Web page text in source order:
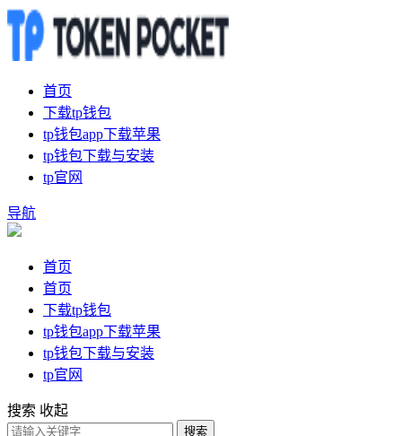
首页
下载tp钱包
tp钱包app下载苹果
tp钱包下载与安装
tp官网
导航
首页
首页
下载tp钱包
tp钱包app下载苹果
tp钱包下载与安装
tp官网
搜索 收起
搜索